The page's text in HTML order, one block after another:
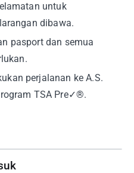
untuk
dibawa.
pasport dan semua
perjalanan ke A.S.
TSA Pre✓®.